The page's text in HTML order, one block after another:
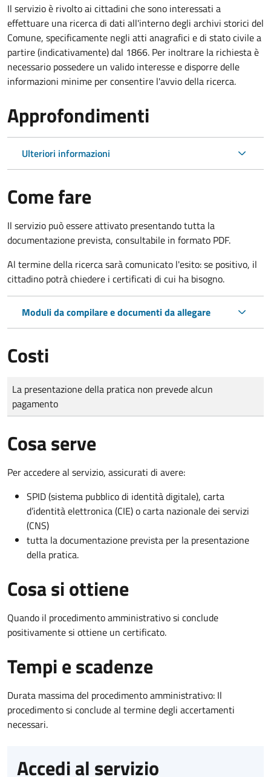
Il servizio è rivolto ai cittadini che sono interessati a
effettuare una ricerca di dati all'interno degli archivi storici del
Comune, specificamente negli atti anagrafici e di stato civile a
partire (indicativamente) dal 1866. Per inoltrare la richiesta è
necessario possedere un valido interesse e disporre delle
informazioni minime per consentire l'avvio della ricerca.
Approfondimenti
Ulteriori informazioni
Come fare
Il servizio può essere attivato presentando tutta la
documentazione prevista, consultabile in formato PDF.
Al termine della ricerca sarà comunicato l'esito: se positivo, il
cittadino potrà chiedere i certificati di cui ha bisogno.
Moduli da compilare e documenti da allegare
Costi
Tipo di pagamento
Importo
La presentazione della pratica non prevede alcun
pagamento
Cosa serve
Per accedere al servizio, assicurati di avere:
SPID (sistema pubblico di identità digitale), carta
d’identità elettronica (CIE) o carta nazionale dei servizi
(CNS)
tutta la documentazione prevista per la presentazione
della pratica.
Cosa si ottiene
Quando il procedimento amministrativo si conclude
positivamente si ottiene un certificato.
Tempi e scadenze
Durata massima del procedimento amministrativo: Il
procedimento si conclude al termine degli accertamenti
necessari.
Accedi al servizio